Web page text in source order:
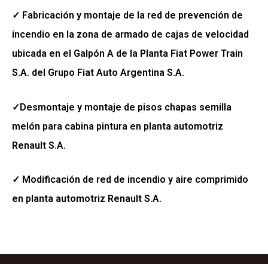
✓ Fabricación y montaje de la red de prevención de
incendio en la zona de armado de cajas de velocidad
ubicada en el Galpón A de la Planta Fiat Power Train
S.A. del Grupo Fiat Auto Argentina S.A.
✓Desmontaje y montaje de pisos chapas semilla
melón para cabina pintura en planta automotriz
Renault S.A.
✓ Modificación de red de incendio y aire comprimido
en planta automotriz Renault S.A.